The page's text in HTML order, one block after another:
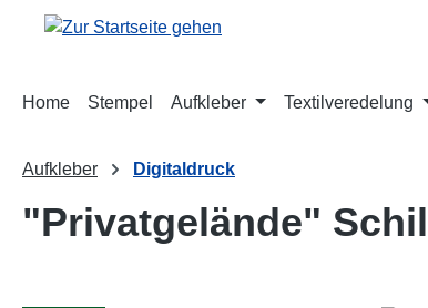
Hauptinhalt springen
Zur Suche springen
Zur Hauptnavigation springen
Home Stempel Aufkleber Textilveredelung
Aufkleber Digitaldruck
"Privatgelände"